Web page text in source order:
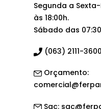
Segunda a
às 18:00h.
Sábado das
(063) 2111-3600
Orçamento:
Sac: